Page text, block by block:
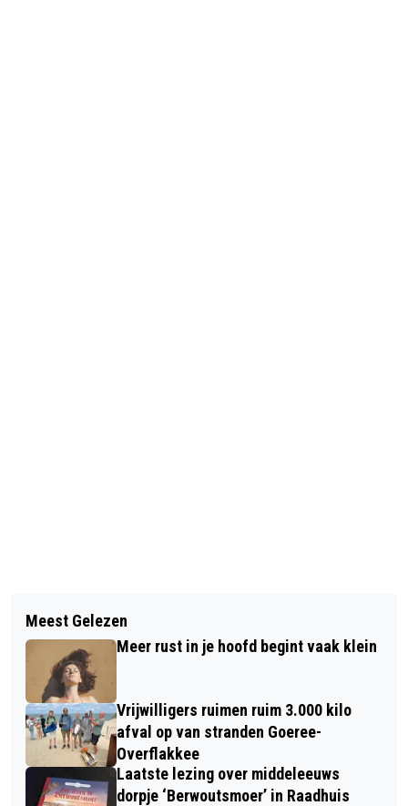
NIEUW VOETENSPREEKUUR VOOR
DIABETESPATIËNTEN
COLLECTEROOSTER GOEREE-
OVERFLAKKEE FEBRUARI 2025
Meest Gelezen
Meer rust in je hoofd begint vaak klein
Vrijwilligers ruimen ruim 3.000 kilo
afval op van stranden Goeree-
Overflakkee
Laatste lezing over middeleeuws
dorpje ‘Berwoutsmoer’ in Raadhuis